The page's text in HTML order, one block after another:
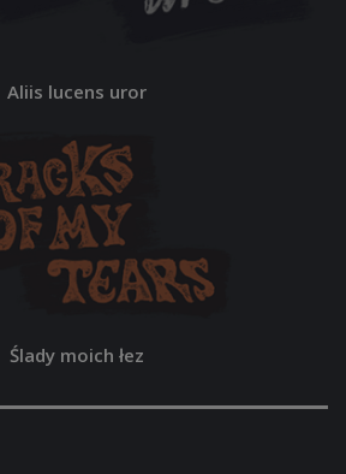
Aliis lucens uror
Ślady moich łez